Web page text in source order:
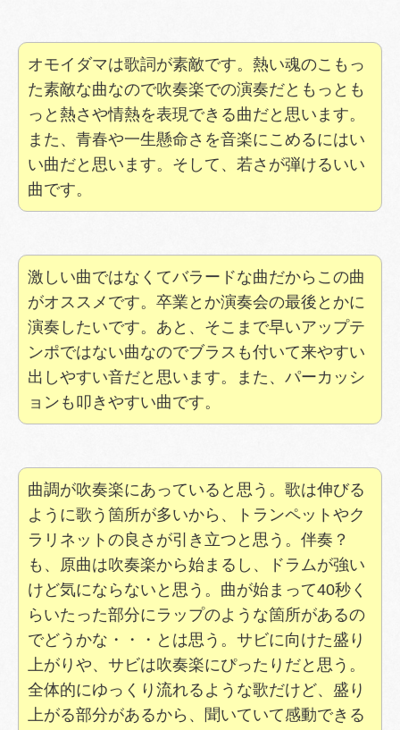
オモイダマは歌詞が素敵です。熱い魂のこもっ
た素敵な曲なので吹奏楽での演奏だともっとも
っと熱さや情熱を表現できる曲だと思います。
また、青春や一生懸命さを音楽にこめるにはい
い曲だと思います。そして、若さが弾けるいい
曲です。
激しい曲ではなくてバラードな曲だからこの曲
がオススメです。卒業とか演奏会の最後とかに
演奏したいです。あと、そこまで早いアップテ
ンポではない曲なのでブラスも付いて来やすい
出しやすい音だと思います。また、パーカッシ
ョンも叩きやすい曲です。
曲調が吹奏楽にあっていると思う。歌は伸びる
ように歌う箇所が多いから、トランペットやク
ラリネットの良さが引き立つと思う。伴奏？
も、原曲は吹奏楽から始まるし、ドラムが強い
けど気にならないと思う。曲が始まって40秒く
らいたった部分にラップのような箇所があるの
でどうかな・・・とは思う。サビに向けた盛り
上がりや、サビは吹奏楽にぴったりだと思う。
全体的にゆっくり流れるような歌だけど、盛り
上がる部分があるから、聞いていて感動できる